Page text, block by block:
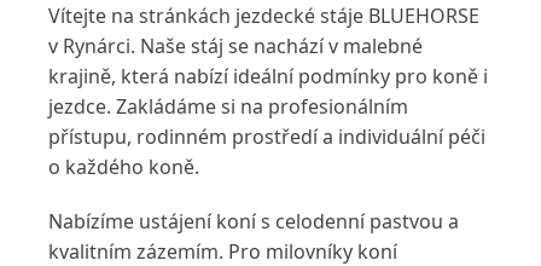
Vítejte na stránkách jezdecké stáje BLUEHORSE
v Rynárci. Naše stáj se nachází v malebné
krajině, která nabízí ideální podmínky pro koně i
jezdce. Zakládáme si na profesionálním
přístupu, rodinném prostředí a individuální péči
o každého koně.
Nabízíme ustájení koní s celodenní pastvou a
kvalitním zázemím. Pro milovníky koní